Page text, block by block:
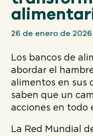
26 de enero de 2026
Los bancos de
abordar el
alimentos en sus
saben que un
acciones en todo
La Red Mundial